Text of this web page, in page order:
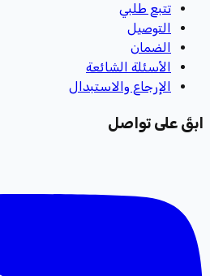
تتبع طلبي
التوصيل
الضمان
الأسئلة الشائعة
الإرجاع والاستبدال
ابقَ على تواصل